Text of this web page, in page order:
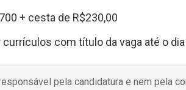
+ cesta de R$230,00
com título da vaga até o
pela candidatura e nem pela